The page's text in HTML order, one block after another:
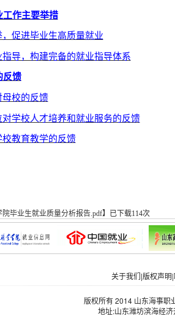
工作主要举措
，促进毕业生高质量就业
指导，构建完备的就业指导体系
反馈
母校的反馈
对学校人才培养和就业服务的反馈
校教育教学的反馈
毕业生就业质量分析报告.pdf】 已下载114次
关于我们|版权声明|
版权所有 2014 山东海事职
地址:山东潍坊滨海经